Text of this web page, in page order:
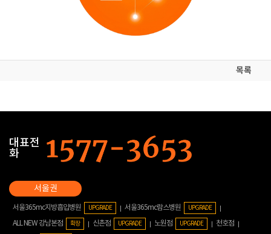
목록
대표전
화
서울365mc지방흡입병원 UPGRADE 서울365mc람스병원 UPGRADE
ALL NEW 강남본점 확장 신촌점 UPGRADE 노원점 UPGRADE
천호점